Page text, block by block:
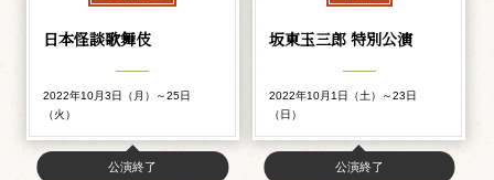
日本怪談歌舞伎
2022年10月3日（月）～25日
（火）
公演終了
坂東玉三郎 特別公演
2022年10月1日（土）～23日
（日）
公演終了